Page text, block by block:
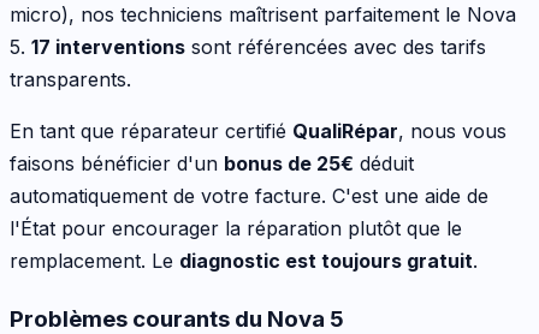
micro), nos techniciens maîtrisent parfaitement le Nova
5. 17 interventions sont référencées avec des tarifs
transparents.
En tant que réparateur certifié QualiRépar, nous vous
faisons bénéficier d'un bonus de 25€ déduit
automatiquement de votre facture. C'est une aide de
l'État pour encourager la réparation plutôt que le
remplacement. Le diagnostic est toujours gratuit.
Problèmes courants du Nova 5